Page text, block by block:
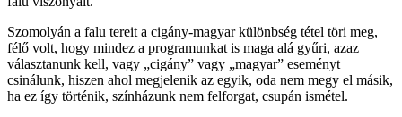
Szomolyán a falu tereit a cigány-magyar különbség tétel töri meg,
félő volt, hogy mindez a programunkat is maga alá gyűri, azaz
választanunk kell, vagy „cigány” vagy „magyar” eseményt
csinálunk, hiszen ahol megjelenik az egyik, oda nem megy el másik,
ha ez így történik, színházunk nem felforgat, csupán ismétel.